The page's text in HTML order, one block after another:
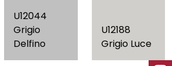
U12044
Grigio
Delfino
U12188
Grigio Luce